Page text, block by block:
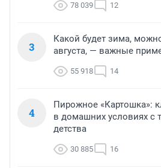
78 039 12
3
Какой будет зима,
августа, — важные
55 918 14
4
Пирожное «Картошка»:
в домашних условиях с
детства
30 885 16